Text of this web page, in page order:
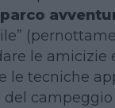
parco
le amicizie
le tecniche